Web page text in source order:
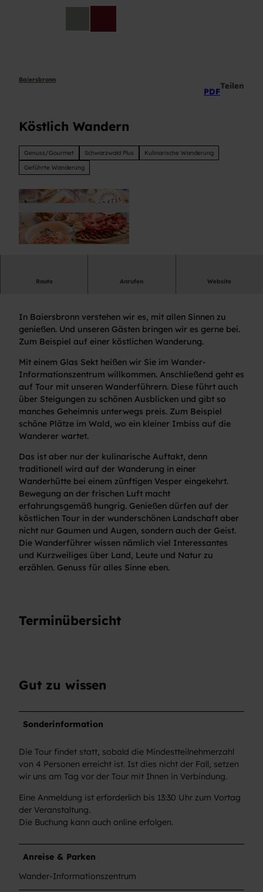
Baiersbronn
PDF
Teilen
Köstlich Wandern
Genuss/Gourmet Schwarzwald Plus
Kulinarische Wanderung
Geführte Wanderung
Route Anrufen Website
In Baiersbronn verstehen wir es, mit allen Sinnen zu
genießen. Und unseren Gästen bringen wir es gerne bei.
Zum Beispiel auf einer köstlichen Wanderung.
Mit einem Glas Sekt heißen wir Sie im Wander-
Informationszentrum willkommen. Anschließend geht es
auf Tour mit unseren Wanderführern. Diese führt auch
über Steigungen zu schönen Ausblicken und gibt so
manches Geheimnis unterwegs preis. Zum Beispiel
schöne Plätze im Wald, wo ein kleiner Imbiss auf die
Wanderer wartet.
Das ist aber nur der kulinarische Auftakt, denn
traditionell wird auf der Wanderung in einer
Wanderhütte bei einem zünftigen Vesper eingekehrt.
Bewegung an der frischen Luft macht
erfahrungsgemäß hungrig. Genießen dürfen auf der
köstlichen Tour in der wunderschönen Landschaft aber
nicht nur Gaumen und Augen, sondern auch der Geist.
Die Wanderführer wissen nämlich viel Interessantes
und Kurzweiliges über Land, Leute und Natur zu
erzählen. Genuss für alles Sinne eben.
Terminübersicht
Gut zu wissen
Sonderinformation
Die Tour findet statt, sobald die Mindestteilnehmerzahl
von 4 Personen erreicht ist. Ist dies nicht der Fall, setzen
wir uns am Tag vor der Tour mit Ihnen in Verbindung.
Eine Anmeldung ist erforderlich bis 13:30 Uhr zum Vortag
der Veranstaltung.
Die Buchung kann auch online erfolgen.
Anreise & Parken
Wander-Informationszentrum